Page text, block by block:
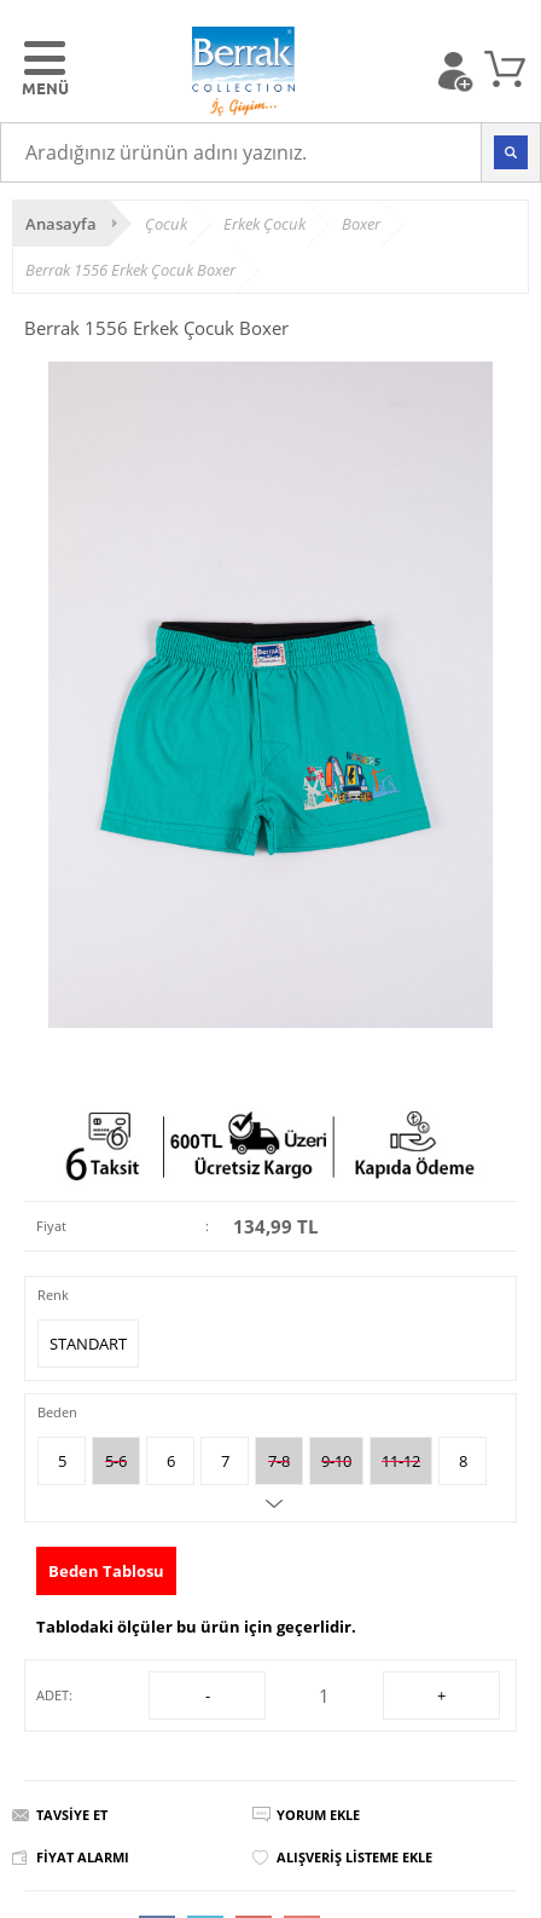
Anasayfa Çocuk Erkek Çocuk Boxer
Berrak 1556 Erkek Çocuk Boxer
Berrak 1556 Erkek Çocuk Boxer
Fiyat : 134,99 TL
Renk
STANDART
Beden
5 5-6 6 7 7-8 9-10 11-12 8
Beden Tablosu
Tablodaki ölçüler bu ürün için geçerlidir.
ADET: - +
TAVSIYE ET YORUM EKLE
FIYAT ALARMI ALIŞVERIŞ LISTEME EKLE